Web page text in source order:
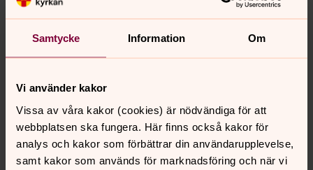
Samtycke Information Om
Vi använder kakor
Vissa av våra kakor (cookies) är nödvändiga för att
webbplatsen ska fungera. Här finns också kakor för
analys och kakor som förbättrar din användarupplevelse,
samt kakor som används för marknadsföring och när vi
Tillgänglighetsdatabasen
Tillgänglighetsdatabasen (TD) är en
vardagen. Svenska kyrkan Tidaholms
kyrkor finns med i databasen, för att du
som behöver lätt ska kunna ta reda på
hur tillgängligheten ser ut på olika platser.